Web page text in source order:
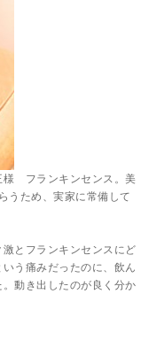
様 フランキンセンス。美
うため、実家に常備して
とフランキンセンスにど
う痛みだったのに、飲ん
動き出したのが良く分か